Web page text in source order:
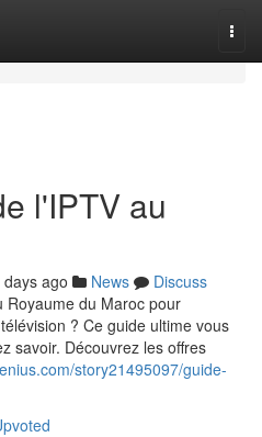
l'IPTV au
days ago News
Discuss
Royaume du Maroc pour
? Ce guide ultime vous
savoir. Découvrez les offres
story21495097/guide-